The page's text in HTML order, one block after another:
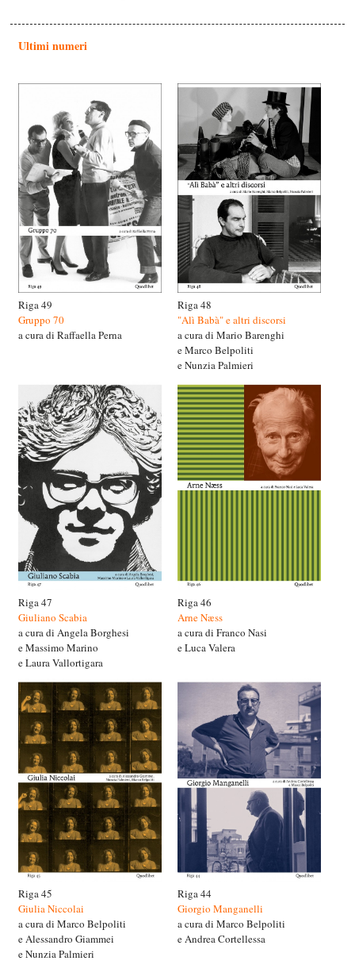
Ultimi numeri
Riga 49
Gruppo 70
a cura di Raffaella Perna
Riga 48
"Alì Babà" e altri discorsi
a cura di Mario Barenghi
e Marco Belpoliti
e Nunzia Palmieri
Riga 47
Giuliano Scabia
a cura di Angela Borghesi
e Massimo Marino
e Laura Vallortigara
Riga 46
Arne Næss
a cura di Franco Nasi
e Luca Valera
Riga 45
Giulia Niccolai
a cura di Marco Belpoliti
e Alessandro Giammei
e Nunzia Palmieri
Riga 44
Giorgio Manganelli
a cura di Marco Belpoliti
e Andrea Cortellessa